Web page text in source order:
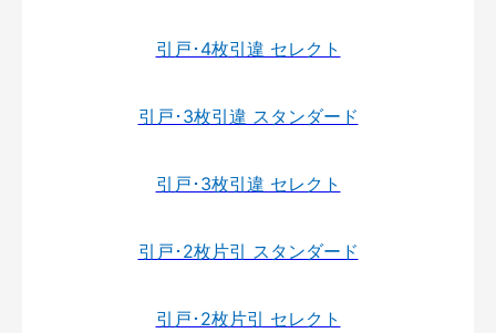
引戸･4枚引違 セレクト
引戸･3枚引違 スタンダード
引戸･3枚引違 セレクト
引戸･2枚片引 スタンダード
引戸･2枚片引 セレクト